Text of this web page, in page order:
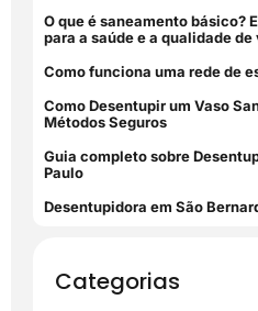
O que é saneamento básico?
para a saúde e a qualidade de
Como funciona uma rede de
Como Desentupir um Vaso
Métodos Seguros
Guia completo sobre
Paulo
Desentupidora em São
Categorias